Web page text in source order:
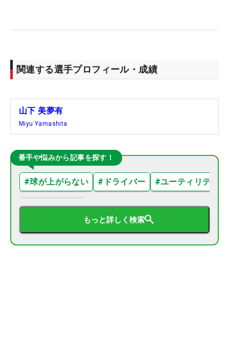
関連する選手プロフィール・成績
山下 美夢有
Miyu Yamashita
番手や悩みから記事を探す！
#球が上がらない # ドライバー #ユーティリティ
もっと詳しく検索